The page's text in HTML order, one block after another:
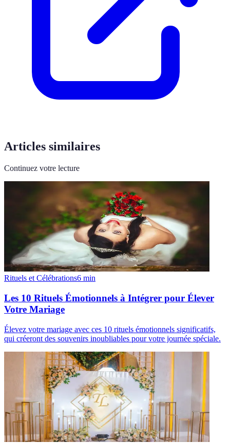
Articles similaires
Continuez votre lecture
Rituels et Célébrations6 min
Les 10 Rituels Émotionnels à Intégrer pour Élever
Votre Mariage
Élevez votre mariage avec ces 10 rituels émotionnels significatifs,
qui créeront des souvenirs inoubliables pour votre journée spéciale.